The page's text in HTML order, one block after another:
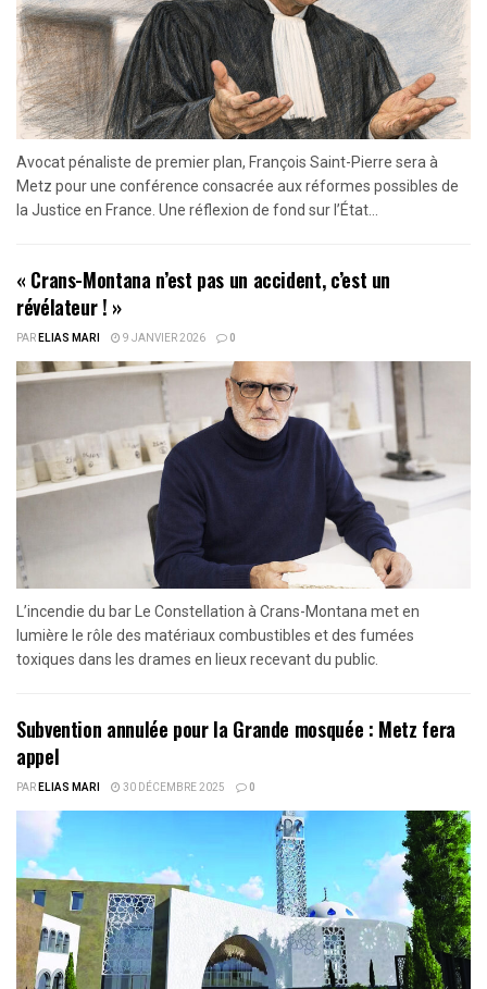
Avocat pénaliste de premier plan, François Saint-Pierre sera à
Metz pour une conférence consacrée aux réformes possibles de
la Justice en France. Une réflexion de fond sur l’État...
« Crans-Montana n’est pas un accident, c’est un
révélateur ! »
PARELIAS MARI 9 JANVIER 2026 0
L’incendie du bar Le Constellation à Crans-Montana met en
lumière le rôle des matériaux combustibles et des fumées
toxiques dans les drames en lieux recevant du public.
Subvention annulée pour la Grande mosquée : Metz fera
appel
PARELIAS MARI 30 DÉCEMBRE 2025 0